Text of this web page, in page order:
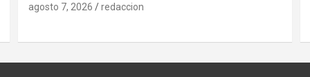
agosto 7, 2026 redaccion